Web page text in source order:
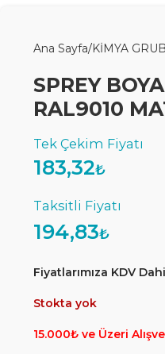
Ana Sayfa KİMYA
SPREY
RAL9010
183,32₺
194,83₺
Fiyatlarımıza KDV
Stokta yok
15.000₺ ve Üzeri